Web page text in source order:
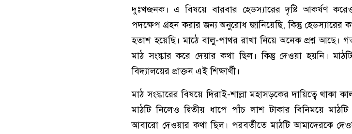
দুঃখজনক। এ বিষয়ে বারবার হেডস্যারের দৃষ্টি আকর্ষণ
পদক্ষেপ গ্রহন করার জন্য অনুরোধ জানিয়েছি, কিন্তু হেডস্যারের
হতাশ হয়েছি। মাঠে বালু-পাথর রাখা নিয়ে অনেক প্রশ্ন
মাঠ সংস্কার করে দেয়ার কথা ছিল। কিন্তু দেওয়া হয়নি।
বিদ্যালয়ের প্রাক্তন এই শিক্ষার্থী।
মাঠ সংস্কারের বিষয়ে দিরাই-শাল্লা মহাসড়কের দায়িত্বে থাকা
মাঠটি নিলেও দ্বিতীয় ধাপে পাঁচ লাশ টাকার বিনিময়ে
আবারো দেওয়ার কথা ছিল। পরবর্তীতে মাঠটি আমাদেরকে